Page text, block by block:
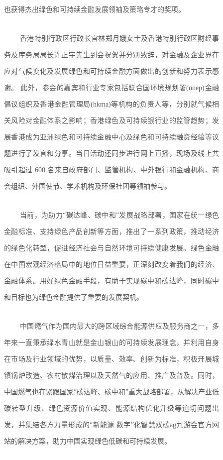
也获得杰出绿色和可持续金融发展领袖及策略专才的奖项。
香港特别行政区行政长官林郑月娥女士及香港特别行政区财经事
务及库务局局长许正宇先生到会祝贺并分别致辞，对金融及企业界在
应对气候变化及发展绿色和可持续金融方面做出的创新和努力表示感
谢。 此外，参会的嘉宾和行业专家包括联合国环境规划署(unep)金融
倡议组织及香港金融管理局(hkma)等机构的负责人等，分别就气候相
关风险对金融体系之影响；香港绿色及可持续银行业的监管趋势；发
展香港成为亚洲绿色和可持续金融中心及绿色和可持续融资经验等议
题进行了发言和分享。当日活动还同步进行网上直播，现场及线上共
吸引超过 600 名来自政府部门、监管机构、中外银行和金融机构、商
会组织、外国使节、学术机构及环保社团等领袖参与。
当前，为助力“碳达峰、碳中和”发展战略部署，国家在统一绿色
金融标准、支持绿色产品创新等方面，推出了一系列政策，推动经济
的绿色化转型，促进经济社会与自然环境可持续健康发展。绿色金融
在中国宏观经济格局中的地位日益重要，正深刻改变着我们的经济、
金融体系。用好绿色金融手段，有助于实现碳中和碳达峰，同时碳中
和目标也为绿色金融提供了重要的发展契机。
中国燃气作为国内最大的跨区域综合能源供应及服务商之一，多
年来一直秉承绿水青山就是金山银山的可持续发展理念，并利用自身
在市场及行业领域的优势，以质量、效率、创新为标准，积极开展城
镇锅炉改造、农村散煤治理以及天然气的应用、推广及普及。同时，
中国燃气也在紧跟国家“碳达峰、碳中和”重大战略部署，从解决产业低
碳转型升级、绿色资源价值实现、能源结构优化升级等迫切问题出
发，并集结各方力量形成的“新能源 数字”化智慧双碳ag九游会官方网
站的解决方案，助力中国实现绿色低碳和可持续发展。